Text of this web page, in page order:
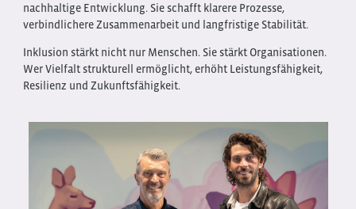
nachhaltige Entwicklung. Sie schafft klarere Prozesse,
verbindlichere Zusammenarbeit und langfristige Stabilität.
Inklusion stärkt nicht nur Menschen. Sie stärkt Organisationen.
Wer Vielfalt strukturell ermöglicht, erhöht Leistungsfähigkeit,
Resilienz und Zukunftsfähigkeit.